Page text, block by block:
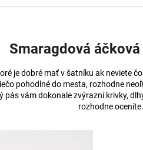
Smaragdová
je dobré mať v šatníku ak neviete
pohodlné do mesta, rozhodne
vám dokonale zvýrazní krivky,
rozhodne oceníte.